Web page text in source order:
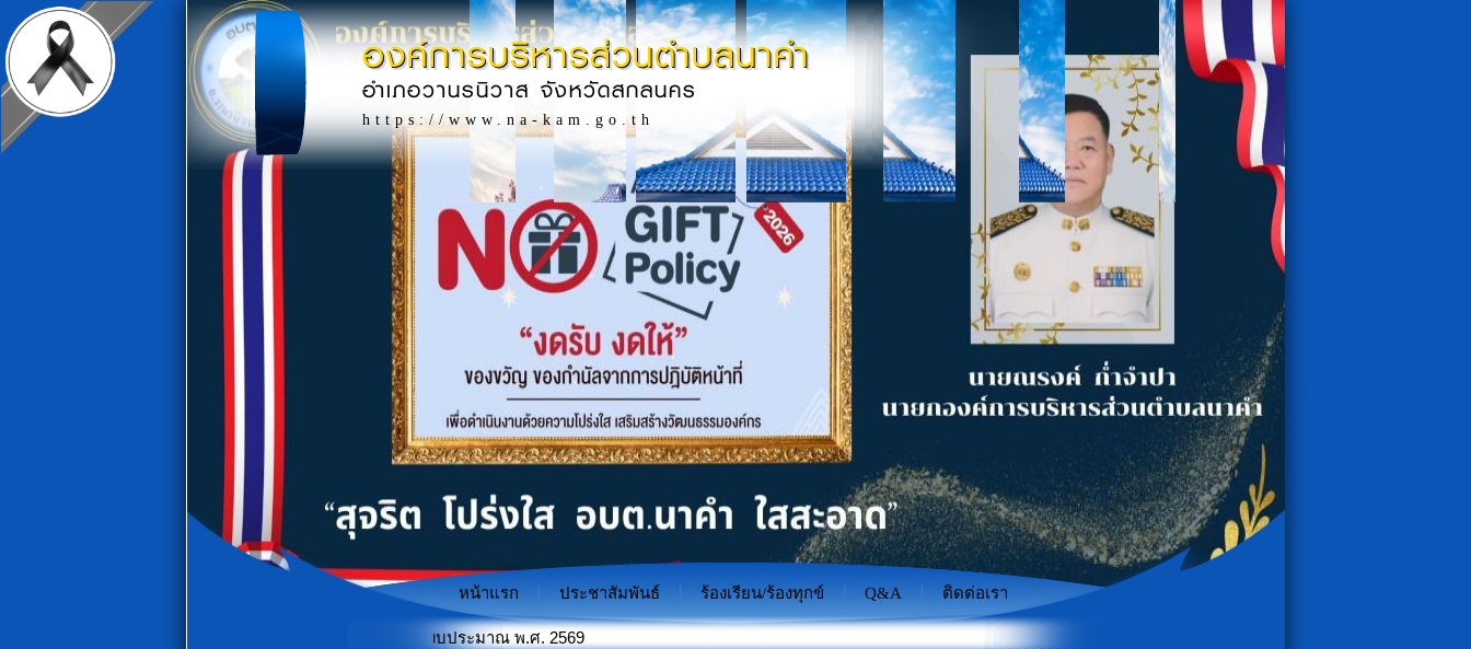
องค์การบริหารส่วนตำบลนาคำ
อำเภอวานรนิวาส จังหวัดสกลนคร
https://www.na-kam.go.th
เนินงานของหน่วยงานภาครัฐ (ITA) ประจำปีงบประมาณ พ.ศ. 2569
หน้าแรก ประชาสัมพันธ์ ร้องเรียน/ร้องทุกข์ Q&A ติดต่อเรา